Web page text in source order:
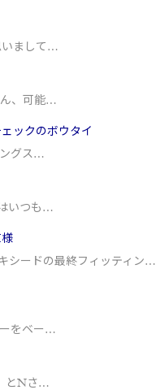
いまして…
ん、可能…
ックのボウタイ
ングス…
いつも…
シードの最終フィッティン…
ーをベー…
とNさ…